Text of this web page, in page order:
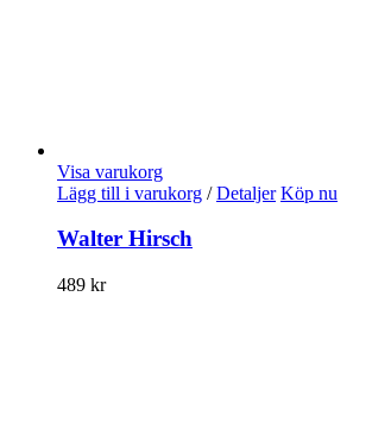
Visa varukorg
Lägg till i varukorg / Detaljer Köp nu
Walter Hirsch
489 kr